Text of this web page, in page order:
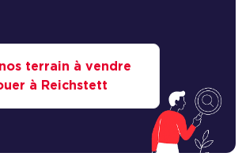
terrain à vendre
à Reichstett